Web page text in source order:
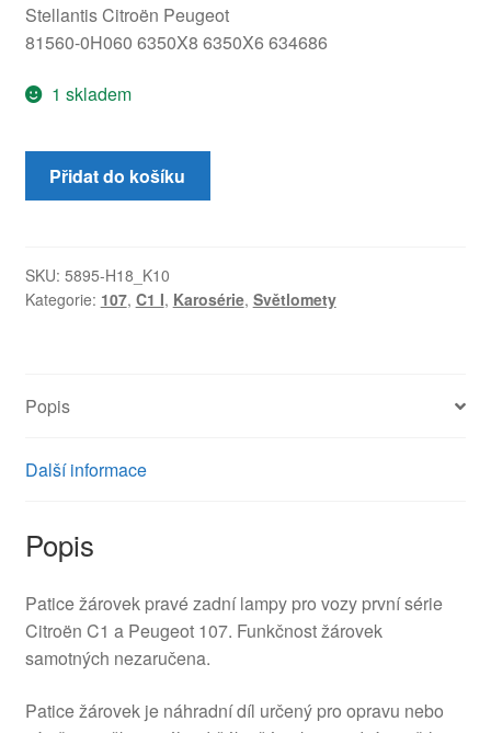
Stellantis Citroën Peugeot
81560-0H060 6350X8 6350X6 634686
1 skladem
Patice
žárovek
lampy
pro
Peugeot
634686
Přidat do košíku
SKU: 5895-H18_K10
Kategorie: 107, C1 I, Karosérie, Světlomety
Popis
Další informace
Popis
Patice žárovek pravé zadní lampy pro vozy první série
Citroën C1 a Peugeot 107. Funkčnost žárovek
samotných nezaručena.
Patice žárovek je náhradní díl určený pro opravu nebo